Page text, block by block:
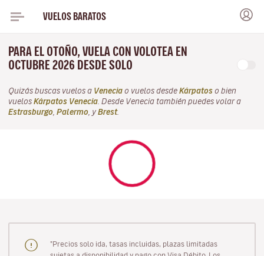
VUELOS BARATOS
PARA EL OTOÑO, VUELA CON VOLOTEA EN
OCTUBRE 2026 DESDE SOLO
Quizás buscas vuelos a Venecia o vuelos desde Kárpatos o bien
vuelos Kárpatos Venecia . Desde Venecia también puedes volar a
Estrasburgo Palermo , y Brest.
"Precios solo ida, tasas incluidas, plazas limitadas
sujetas a disponibilidad y pago con Visa Débito. Los